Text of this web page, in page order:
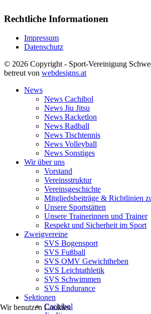
Rechtliche Informationen
Impressum
Datenschutz
© 2026 Copyright - Sport-Vereinigung
betreut von webdesigns.at
News
News Cachibol
News Jiu Jitsu
News Racketlon
News Radball
News Tischtennis
News Volleyball
News Sonstiges
Wir über uns
Vorstand
Vereinsstruktur
Vereinsgeschichte
Mitgliedsbeiträge & Richtlinien
Unsere Sportstätten
Unsere Trainerinnen und Trainer
Respekt und Sicherheit im Sport
Zweigvereine
SVS Bogensport
SVS Fußball
SVS OMV Gewichtheben
SVS Leichtathletik
SVS Schwimmen
SVS Endurance
Sektionen
Cachibol
Wir benutzen Cookies